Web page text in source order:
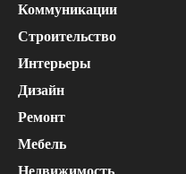
Коммуникации
Строительство
Интерьеры
Дизайн
Ремонт
Мебель